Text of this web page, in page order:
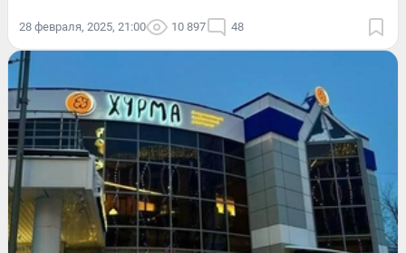
28 февраля, 2025, 21:00 10 897 48